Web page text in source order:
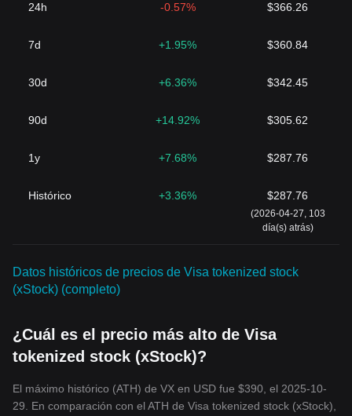
24h -0.57% $366.26
7d +1.95% $360.84
30d +6.36% $342.45
90d +14.92% $305.62
1y +7.68% $287.76
Histórico +3.36% $287.76
(2026-04-27, 103
día(s) atrás)
Datos históricos de precios de Visa tokenized stock
(xStock) (completo)
¿Cuál es el precio más alto de Visa
tokenized stock (xStock)?
El máximo histórico (ATH) de VX en USD fue $390, el 2025-10-
29. En comparación con el ATH de Visa tokenized stock (xStock),